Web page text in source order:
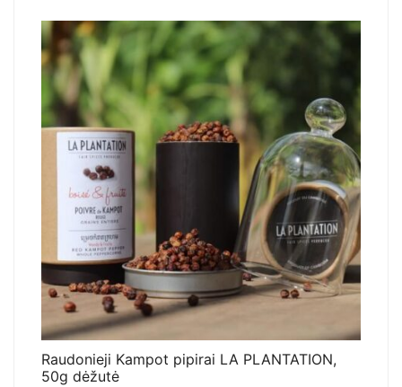
Raudonieji Kampot pipirai LA PLANTATION,
50g dėžutė